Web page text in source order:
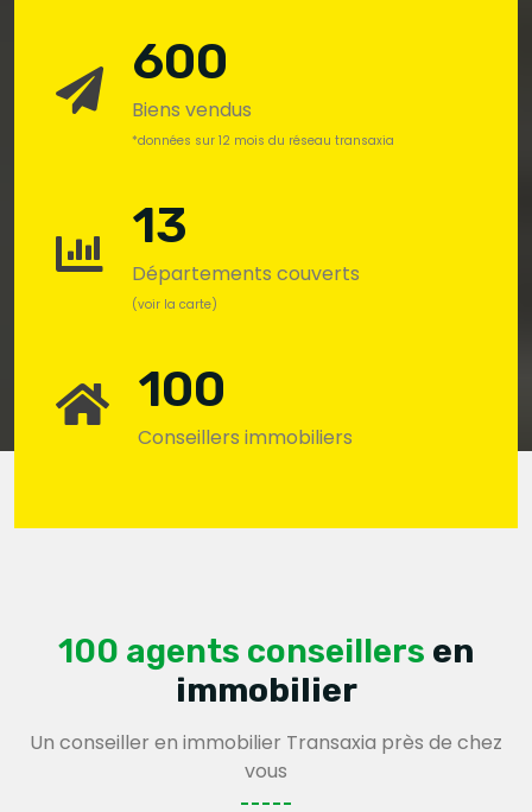
600
Biens vendus
*données sur 12 mois du réseau transaxia
13
Départements couverts
(voir la carte)
100
Conseillers immobiliers
100 agents conseillers en
immobilier
Un conseiller en immobilier Transaxia près de chez
vous